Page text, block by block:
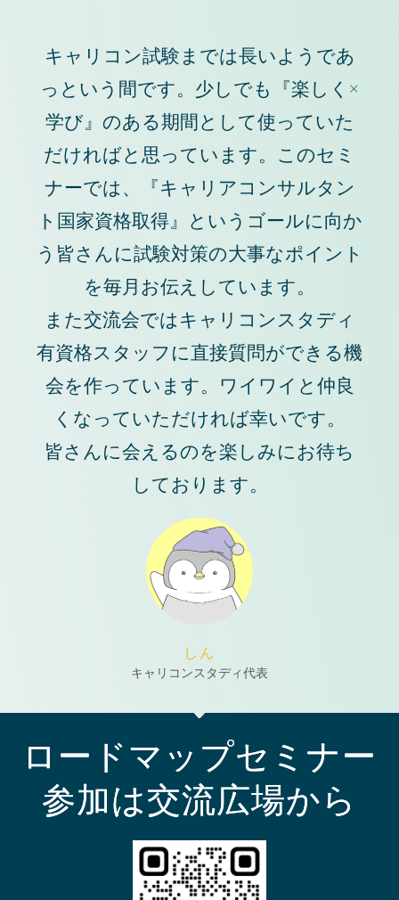
キャリコン試験までは長いようであ
っという間です。少しでも『楽しく×
学び』のある期間として使っていた
だければと思っています。このセミ
ナーでは、『キャリアコンサルタン
ト国家資格取得』というゴールに向か
う皆さんに試験対策の大事なポイント
を毎月お伝えしています。
また交流会ではキャリコンスタディ
有資格スタッフに直接質問ができる機
会を作っています。ワイワイと仲良
くなっていただければ幸いです。
皆さんに会えるのを楽しみにお待ち
しております。
しん
キャリコンスタディ代表
ロードマップセミナー
参加は交流広場から